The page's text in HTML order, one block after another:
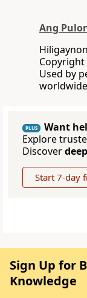
Ang
Copyright
Used by
PLUS
Want
Explore
Discover
Start 7-day
Sign Up for
Knowledge